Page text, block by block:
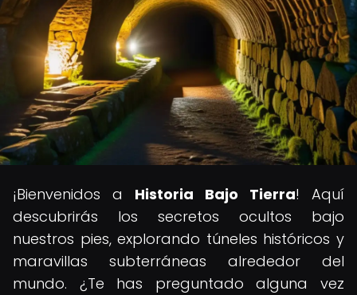
¡Bienvenidos a Historia Bajo Tierra! Aquí
descubrirás los secretos ocultos bajo
nuestros pies, explorando túneles históricos y
maravillas subterráneas alrededor del
mundo. ¿Te has preguntado alguna vez